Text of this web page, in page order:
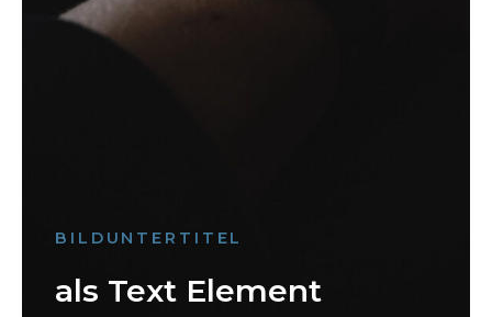
BILDUNTERTITEL
als Text Element